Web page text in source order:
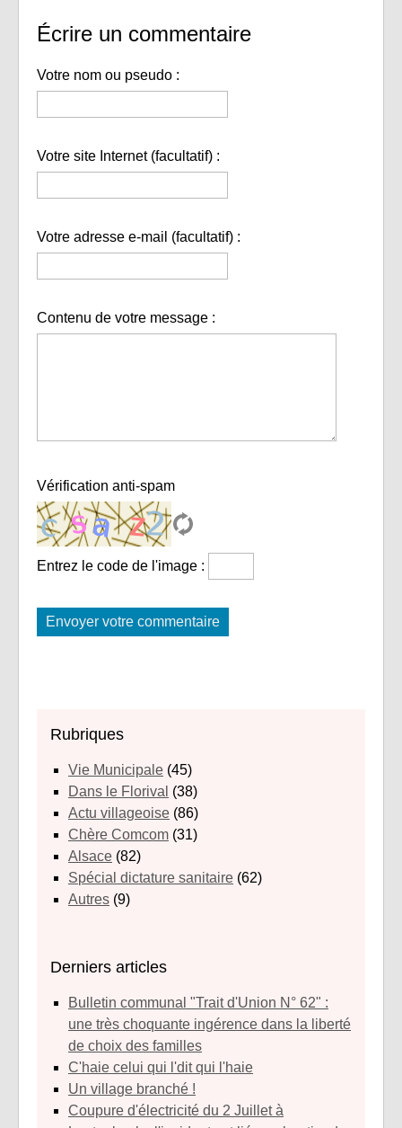
Écrire un commentaire
Votre nom ou pseudo :
Votre site Internet (facultatif) :
Votre adresse e-mail (facultatif) :
Contenu de votre message :
Vérification anti-spam
Entrez le code de l'image :
Rubriques
Vie Municipale (45)
Dans le Florival (38)
Actu villageoise (86)
Chère Comcom (31)
Alsace (82)
Spécial dictature sanitaire (62)
Autres (9)
Derniers articles
Bulletin communal "Trait d'Union N° 62" :
une très choquante ingérence dans la liberté
de choix des familles
C'haie celui qui l'dit qui l'haie
Un village branché !
Coupure d'électricité du 2 Juillet à